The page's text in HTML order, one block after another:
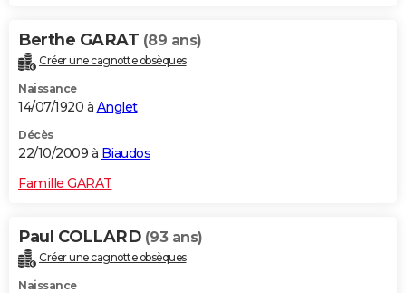
Berthe GARAT (89 ans)
Créer une cagnotte obsèques
Naissance
14/07/1920 à Anglet
Décès
22/10/2009 à Biaudos
Famille GARAT
Paul COLLARD (93 ans)
Créer une cagnotte obsèques
Naissance